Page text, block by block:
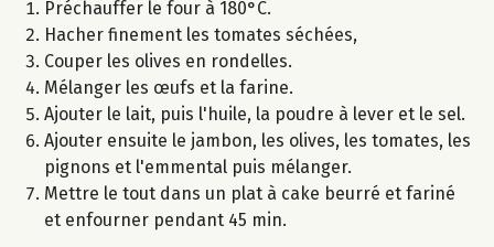
Préchauffer le four à 180°C.
Hacher finement les tomates séchées,
Couper les olives en rondelles.
Mélanger les œufs et la farine.
Ajouter le lait, puis l'huile, la poudre à lever et le sel.
Ajouter ensuite le jambon, les olives, les tomates, les
pignons et l'emmental puis mélanger.
Mettre le tout dans un plat à cake beurré et fariné
et enfourner pendant 45 min.